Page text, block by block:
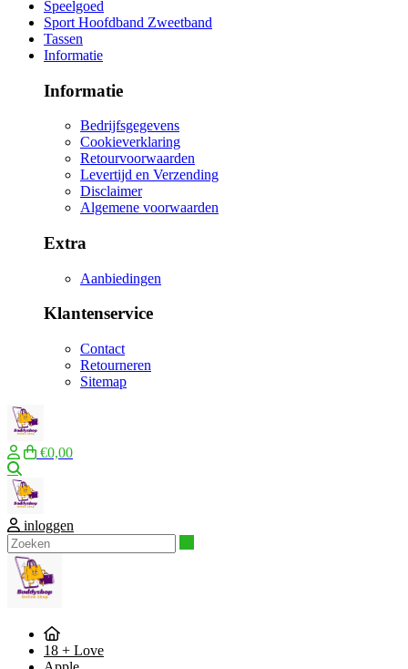
Speelgoed
Sport Hoofdband Zweetband
Tassen
Informatie
Informatie
Bedrijfsgegevens
Cookieverklaring
Retourvoorwaarden
Levertijd en Verzending
Disclaimer
Algemene voorwaarden
Extra
Aanbiedingen
Klantenservice
Contact
Retourneren
Sitemap
€0,00
inloggen
18 + Love